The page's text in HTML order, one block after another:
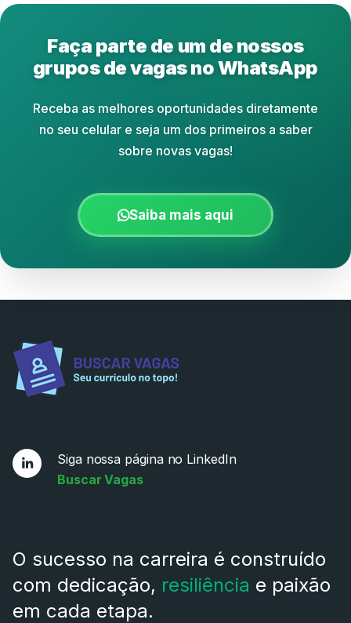
Faça parte de um de nossos
grupos de vagas no WhatsApp
Receba as melhores oportunidades diretamente
no seu celular e seja um dos primeiros a saber
sobre novas vagas!
Saiba mais aqui
Siga nossa página no LinkedIn
Buscar Vagas
O sucesso na carreira é construído
com dedicação, resiliência e paixão
em cada etapa.